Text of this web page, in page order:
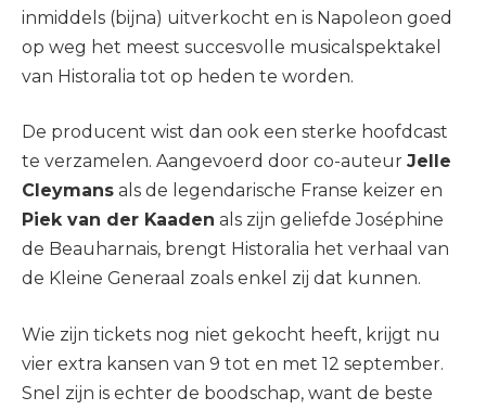
inmiddels (bijna) uitverkocht en is Napoleon goed
op weg het meest succesvolle musicalspektakel
van Historalia tot op heden te worden.
De producent wist dan ook een sterke hoofdcast
te verzamelen. Aangevoerd door co-auteur Jelle
Cleymans als de legendarische Franse keizer en
Piek van der Kaaden als zijn geliefde Joséphine
de Beauharnais, brengt Historalia het verhaal van
de Kleine Generaal zoals enkel zij dat kunnen.
Wie zijn tickets nog niet gekocht heeft, krijgt nu
vier extra kansen van 9 tot en met 12 september.
Snel zijn is echter de boodschap, want de beste